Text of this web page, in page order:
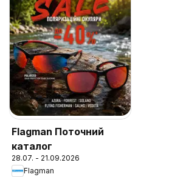
Flagman Поточний
каталог
28.07. - 21.09.2026
Flagman